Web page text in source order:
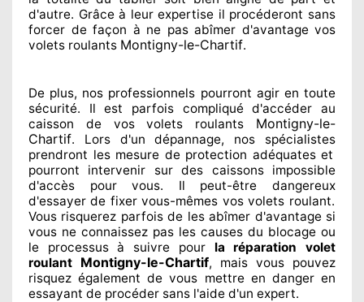
d'autre. Grâce à leur expertise il procéderont sans
forcer de façon à ne pas abîmer d'avantage vos
volets roulants Montigny-le-Chartif.
De plus, nos professionnels pourront agiren toute
sécurité. Il est parfois compliquéd'accéder au
caisson de vos volets roulants Montigny-le-
Chartif. Lors d'un dépannage, nos spécialistes
prendront les mesure de protection adéquateset
pourront intervenir sur des caissons impossible
d'accès pour vous. Il peut-être dangereux
d'essayer de fixervous-mêmes vos volets roulant.
Vous risquerez parfois de les abîmer d'avantage si
vous ne connaissez pas les causes du blocage ou
le processus à suivre pour la réparation volet
roulant Montigny-le-Chartif, mais vous pouvez
risquez également de vous mettre en danger en
essayant de procéder sans l'aide d'un expert.